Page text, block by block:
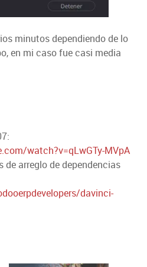
minutos dependiendo de lo
en mi caso fue casi media
watch?v=qLwGTy-MVpA
de arreglo de dependencias
davinci-